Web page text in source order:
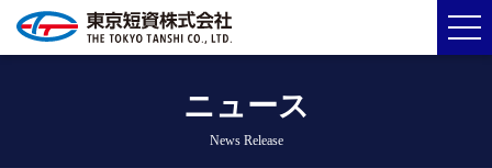
ニュース
News Release